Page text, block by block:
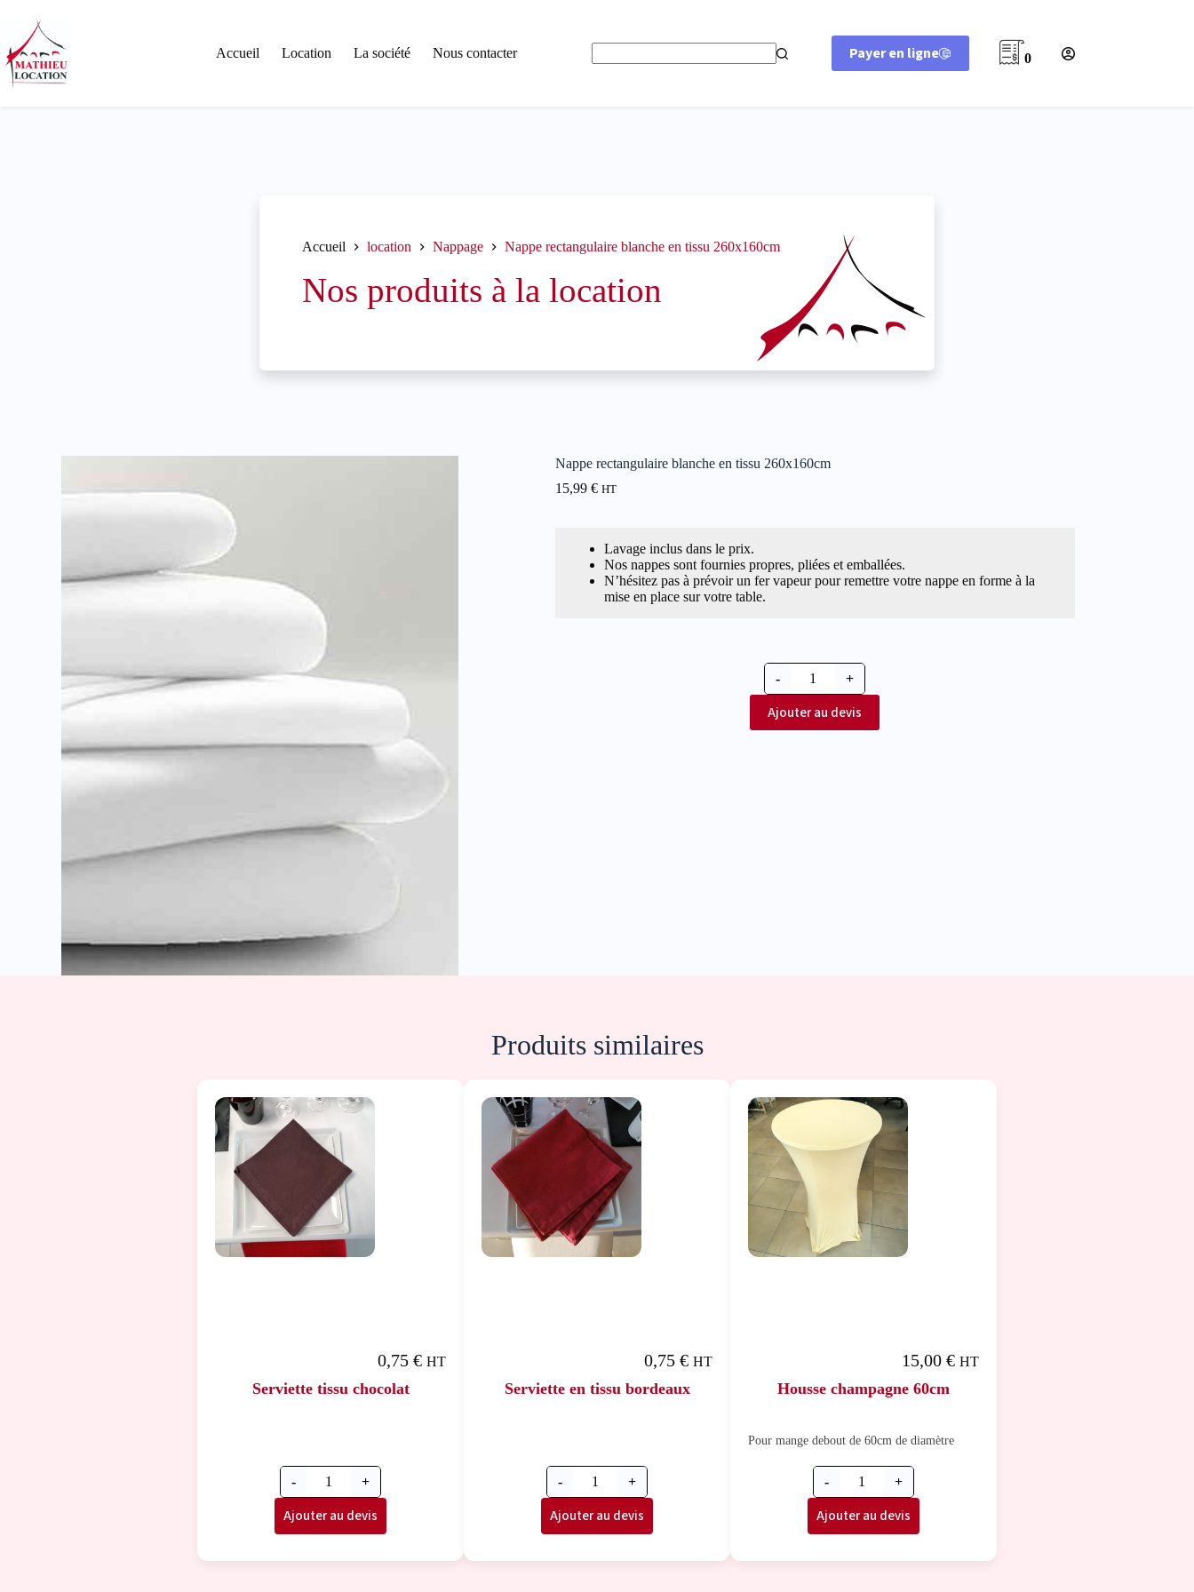
contenu
Accueil
Location La société
Nous contacter
Payer en ligne 0
Accueil location Nappage Nappe rectangulaire blanche en tissu 260x160cm
Nos produits à la location
Nappe rectangulaire blanche en tissu 260x160cm
15,99 € HT
Lavage inclus dans le prix.
Nos nappes sont fournies propres, pliées et emballées.
N’hésitez pas à prévoir un fer vapeur pour remettre votre nappe en forme à la
mise en place sur votre table.
- +
Ajouter au devis
Produits similaires
Serviette tissu chocolat
0,75 € HT
- +
Ajouter au devis
Serviette en tissu bordeaux
0,75 € HT
- +
Ajouter au devis
Housse champagne 60cm
15,00 € HT
Pour mange debout de 60cm de diamètre
- +
Ajouter au devis